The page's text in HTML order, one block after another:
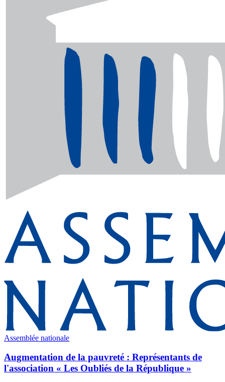
Assemblée nationale
Augmentation de la pauvreté : Représentants de
l'association « Les Oubliés de la République »